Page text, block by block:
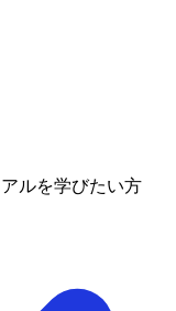
ルを学びたい方